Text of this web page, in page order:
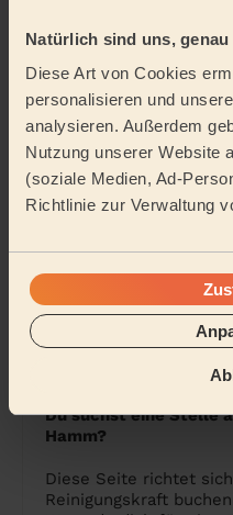
Natürlich sind uns,
Diese Art von Cookies
personalisieren und
analysieren. Außerdem
Nutzung unserer Website
(soziale Medien, Ad-
Richtlinie zur Verwaltung
7
möchtest
8
Versicherung
9
Haushaltshilfe für
wissen sollen
10
FAQ -
Du suchst eine Stelle
Hamm?
Diese Seite richtet
Reinigungskraft